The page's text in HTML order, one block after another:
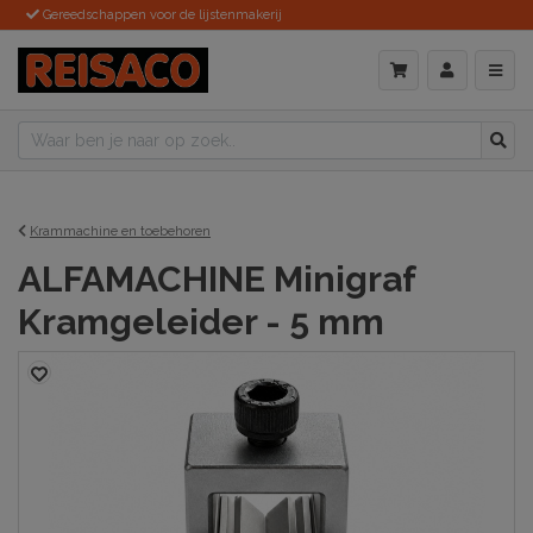
Gereedschappen voor de lijstenmakerij
Krammachine en toebehoren
ALFAMACHINE Minigraf
Kramgeleider - 5 mm